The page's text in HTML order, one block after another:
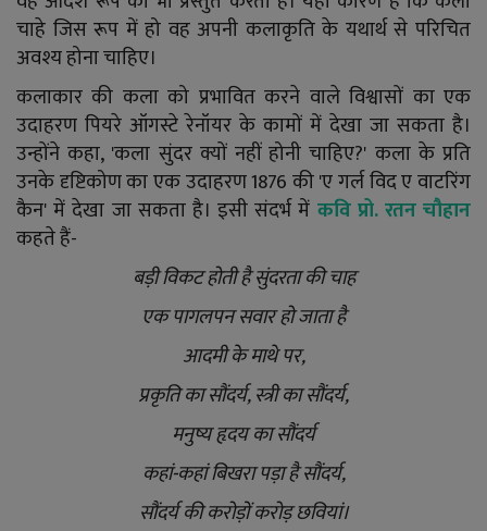
चाहे जिस रूप में हो वह अपनी कलाकृति के यथार्थ से परिचित
अवश्य होना चाहिए।
कलाकार की कला को प्रभावित करने वाले विश्वासों का एक
उदाहरण पियरे ऑगस्टे रेनॉयर के कामों में देखा जा सकता है।
उन्होंने कहा, 'कला सुंदर क्यों नहीं होनी चाहिए?' कला के प्रति
उनके दृष्टिकोण का एक उदाहरण 1876 की 'ए गर्ल विद ए वाटरिंग
कैन' में देखा जा सकता है। इसी संदर्भ में कवि प्रो. रतन चौहान
कहते हैं-
बड़ी विकट होती है सुंदरता की चाह
एक पागलपन सवार हो जाता है
आदमी के माथे पर,
प्रकृति का सौंदर्य, स्त्री का सौंदर्य,
मनुष्य हृदय का सौंदर्य
कहां-कहां बिखरा पड़ा है सौंदर्य,
सौंदर्य की करोड़ों करोड़ छवियां।